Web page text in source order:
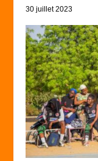
30 juillet 2023